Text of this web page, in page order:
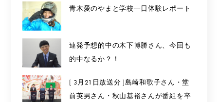
青木愛のやまと学校一日体験レポート
連発予想的中の木下博勝さん、今回も
的中なるか？！
[ 3月21日放送分 ]島崎和歌子さん・堂
前英男さん・秋山基裕さんが番組を卒